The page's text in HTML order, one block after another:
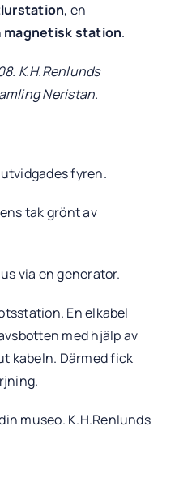
, en
magnetisk station.
K.H.Renlunds
Neristan.
fyren.
tak grönt av
via en generator.
En elkabel
med hjälp av
kabeln. Därmed fick
museo. K.H.Renlunds